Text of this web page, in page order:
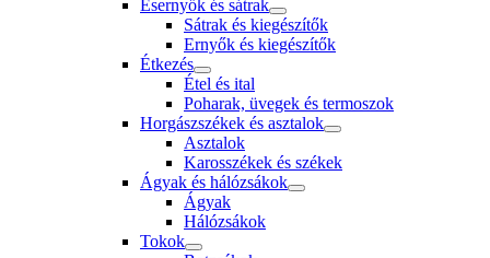
Esernyők és sátrak
Sátrak és kiegészítők
Ernyők és kiegészítők
Étkezés
Étel és ital
Poharak, üvegek és termoszok
Horgászszékek és asztalok
Asztalok
Karosszékek és székek
Ágyak és hálózsákok
Ágyak
Hálózsákok
Tokok